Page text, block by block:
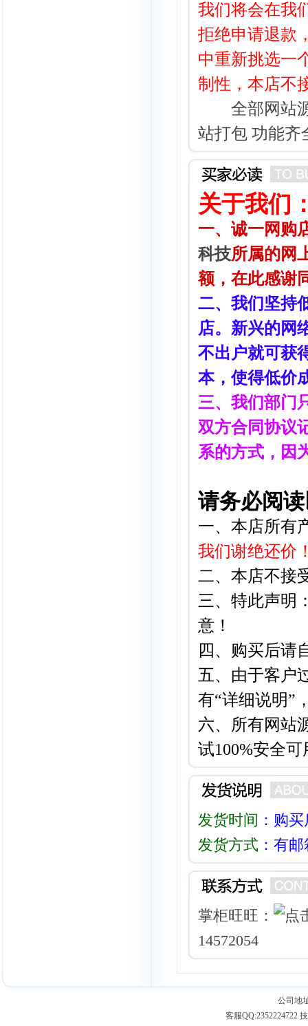
我们将会在我
拒绝申请退款
中重新挑选一
制性，本店不
全部网站源
站打包 功能齐
关于我们
一、诚一网购
科技所属的网
额，在此感谢
二、我们坚持
店。新兴的网
不出户就可获
本，使得低价
三、我们部门
双方合同协议
系的方式，因
请务必阅
一、本店所有
我们谢绝还价
二、本店不接
三、特此声明
意！
四、 购买后请
五、 由于客户
有“详细说明”
六、所有网站
试100%安全可
发货时间 ：购
发货方式 ：有
掌柜旺旺：
14572054
公司地
客服QQ:2352224722